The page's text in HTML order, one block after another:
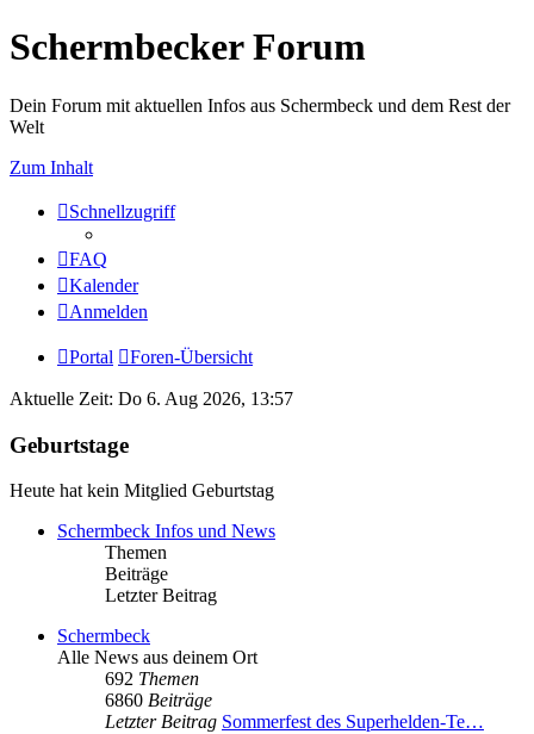
Schermbecker Forum
Dein Forum mit aktuellen Infos aus Schermbeck und dem Rest der
Welt
Zum Inhalt
Schnellzugriff
FAQ
Kalender
Anmelden
Portal Foren-Übersicht
Aktuelle Zeit: Do 6. Aug 2026, 13:57
Geburtstage
Heute hat kein Mitglied Geburtstag
Schermbeck Infos und News
Themen
Beiträge
Letzter Beitrag
Schermbeck
Alle News aus deinem Ort
692 Themen
6860 Beiträge
Letzter Beitrag Sommerfest des Superhelden-Te…